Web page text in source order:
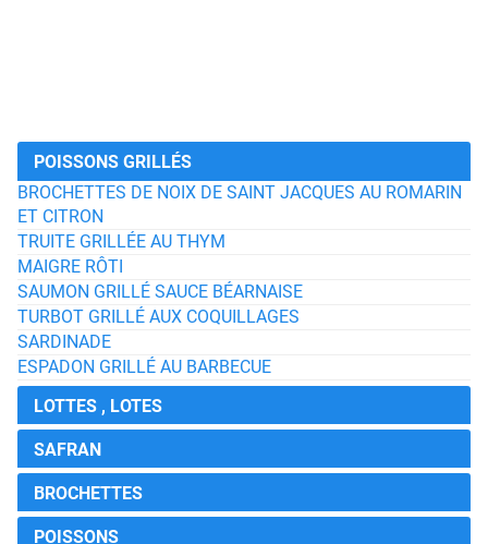
POISSONS GRILLÉS
BROCHETTES DE NOIX DE SAINT JACQUES AU ROMARIN
ET CITRON
TRUITE GRILLÉE AU THYM
MAIGRE RÔTI
SAUMON GRILLÉ SAUCE BÉARNAISE
TURBOT GRILLÉ AUX COQUILLAGES
SARDINADE
ESPADON GRILLÉ AU BARBECUE
LOTTES , LOTES
SAFRAN
BROCHETTES
POISSONS